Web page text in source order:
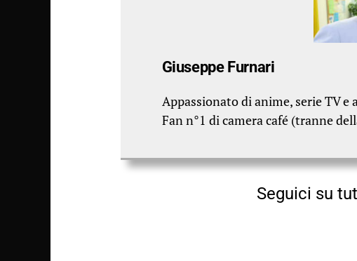
Giuseppe Furnari
Appassionato di anime, serie TV e
Fan n°1 di camera café (tranne
Seguici su